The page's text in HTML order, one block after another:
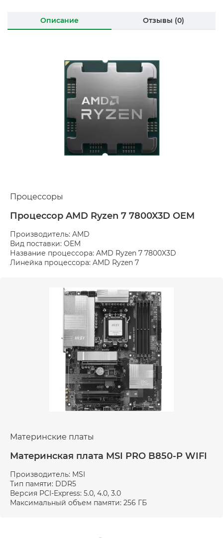
Описание Отзывы (0)
Процессоры
Процессор AMD Ryzen 7 7800X3D OEM
Производитель: AMD
Вид поставки: OEM
Название процессора: AMD Ryzen 7 7800X3D
Линейка процессора: AMD Ryzen 7
Материнские платы
Материнская плата MSI PRO B850-P WIFI
Производитель: MSI
Тип памяти: DDR5
Версия PCI-Express: 5.0, 4.0, 3.0
Максимальный объем памяти: 256 ГБ